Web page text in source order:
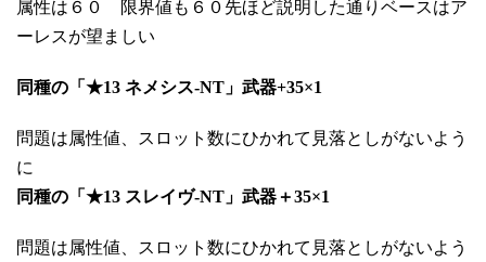
属性は６０ 限界値も６０先ほど説明した通りベースはア
ーレスが望ましい
同種の「★13 ネメシス-NT」武器+35×1
問題は属性値、スロット数にひかれて見落としがないよう
に
同種の「★13 スレイヴ-NT」武器＋35×1
問題は属性値、スロット数にひかれて見落としがないよう